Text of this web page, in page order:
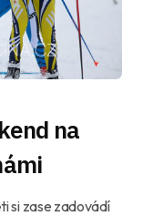
na
si zase zadovádí